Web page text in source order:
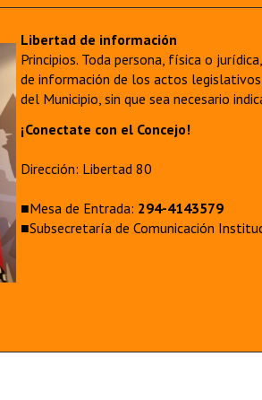
Libertad de información
Principios. Toda persona, física o
de información de los actos
del Municipio, sin que sea necesario
¡Conectate con el Concejo!
Dirección: Libertad 80
■Mesa de Entrada: 294-4143579
■Subsecretaría de Comunicación